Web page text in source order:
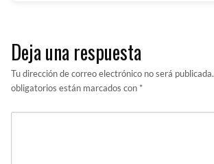
Deja una respuesta
Tu dirección de correo electrónico no será publicada.
obligatorios están marcados con *